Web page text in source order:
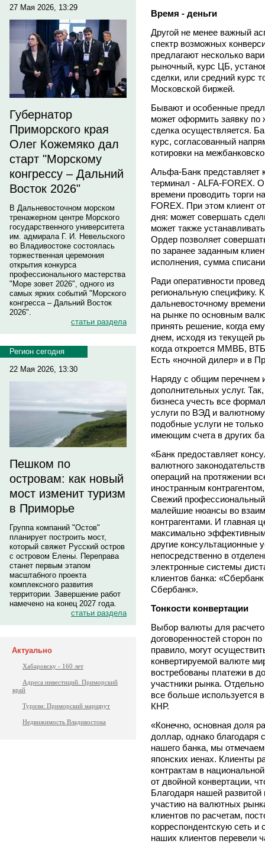
27 Мая 2026, 13:29
Губернатор
Приморского края
Олег Кожемяко дал
старт "Морскому
конгрессу – Дальний
Восток 2026"
В Дальневосточном морском
тренажерном центре Морского
государственного университета
им. адмирала Г. И. Невельского
во Владивостоке состоялась
торжественная церемония
открытия конкурса
профессионального мастерства
"Море зовет 2026", одного из
самых ярких событий "Морского
конгресса – Дальний Восток
2026".
статьи раздела
Регион сегодня
22 Мая 2026, 13:30
Пешком по
островам: как новый
мост изменит туризм
в Приморье
Группа компаний "Остов"
планирует построить мост,
который свяжет Русский остров
с островом Елены. Переправа
станет первым этапом
масштабного проекта
комплексного развития
территории. Завершение работ
намечено на конец 2027 года.
статьи раздела
Актуально
Хабаровску - 160 лет
Адреса инвестиций. Приморский
край
Туризм: Приморский маршрут
Недвижимость Владивостока
Время - деньги
Другой не менее важный
спектр возможных
предлагают несколько
рыночный, курс ЦБ,
сделки, или средний курс
Московской биржей.
Бывают и особенные
может оформить заявку по
сделка осуществляется.
курс, согласованный
котировки на
Альфа-Банк представляет
терминал - ALFA-FOREX.
времени проводить торги
FOREX. При этом клиент
дня: может совершать
может также
Ордер позволяет
по заранее заданным
исполнения, сумма
Ради оперативности
региональную специфику.
дальневосточному
на рынке по основным
принять решение, когда
днем, исходя из текущей
когда откроется ММВБ,
Есть «ночной дилер» и в
Наряду с общим перечнем
дополнительных услуг.
бизнеса учесть все
услуги по ВЭД и
подобные услуги не
имеющим счета в других
«Банк предоставляет
валютного
операций на протяжении
иностранным
Свежий профессиональный
малейшие нюансы во
контрагентами. И главная
максимально
другие консультационные
непосредственно в
электронные системы
клиентов банка:
Сбербанк».
Тонкости конвертации
Выбор валюты для
договоренностей сторон
правило, могут
конвертируемой валюте
востребованы платежи в
участники рынка.
все больше используется
КНР.
«Конечно, основная доля
доллар, однако благодаря
нашего банка, мы
японских иенах. Клиенты
контрактам в
от двойной конвертации,
Благодаря нашей развитой
участию на валютных
клиентов по расчетам,
корреспондентскую сеть и
наших клиентов перевели